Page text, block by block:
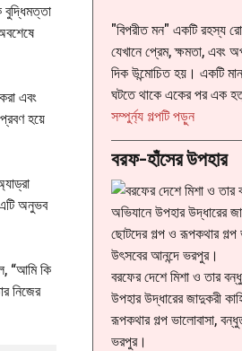
বুদ্ধিমত্তা
এবং
হয়ে
অনুভব
“আমি কি
নিজের
"বিপরীত মন" একটি রহস্য
যেখানে প্রেম, ক্ষমতা, এবং
দিক উন্মোচিত হয়। একটি
ঘটতে থাকে একের পর এক
সম্পুর্ন্য গল্পটি পড়ুন:
বিপরীত
মন
বরফ-হাঁসের উপহার
বরফের দেশে মিশা ও তার
উপহার উদ্ধারের জাদুকরী
রূপকথার গল্প ভালোবাসা,
ভরপুর।